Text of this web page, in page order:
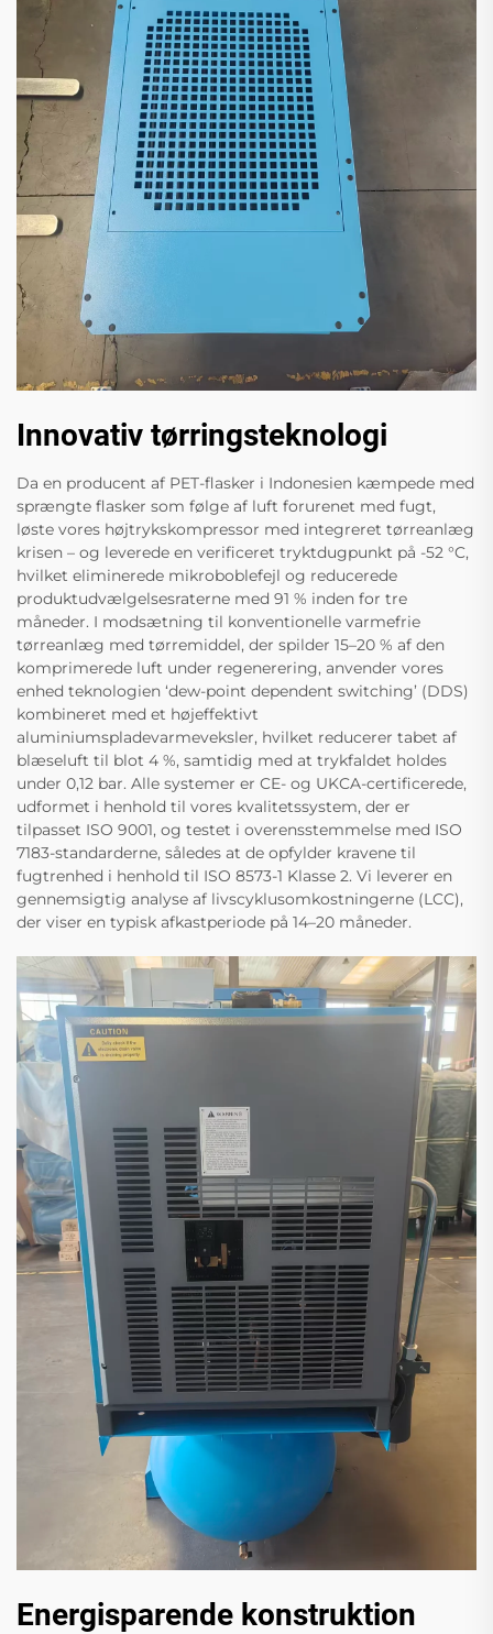
Innovativ tørringsteknologi
Da en producent af PET-flasker i Indonesien kæmpede med
sprængte flasker som følge af luft forurenet med fugt,
løste vores højtrykskompressor med integreret tørreanlæg
krisen – og leverede en verificeret tryktdugpunkt på -52 °C,
hvilket eliminerede mikroboblefejl og reducerede
produktudvælgelsesraterne med 91 % inden for tre
måneder. I modsætning til konventionelle varmefrie
tørreanlæg med tørremiddel, der spilder 15–20 % af den
komprimerede luft under regenerering, anvender vores
enhed teknologien ‘dew-point dependent switching’ (DDS)
kombineret med et højeffektivt
aluminiumspladevarmeveksler, hvilket reducerer tabet af
blæseluft til blot 4 %, samtidig med at trykfaldet holdes
under 0,12 bar. Alle systemer er CE- og UKCA-certificerede,
udformet i henhold til vores kvalitetssystem, der er
tilpasset ISO 9001, og testet i overensstemmelse med ISO
7183-standarderne, således at de opfylder kravene til
fugtrenhed i henhold til ISO 8573-1 Klasse 2. Vi leverer en
gennemsigtig analyse af livscyklusomkostningerne (LCC),
der viser en typisk afkastperiode på 14–20 måneder.
Energisparende konstruktion